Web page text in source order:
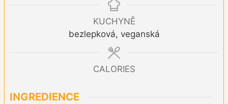
KUCHYNĚ
bezlepková, veganská
CALORIES
INGREDIENCE